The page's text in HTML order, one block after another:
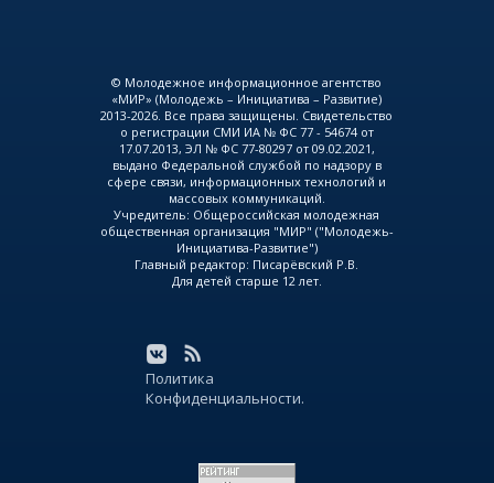
© Молодежное информационное агентство
«МИР» (Молодежь – Инициатива – Развитие)
2013-2026. Все права защищены. Свидетельство
о регистрации СМИ ИА № ФС 77 - 54674 от
17.07.2013, ЭЛ № ФС 77-80297 от 09.02.2021,
выдано Федеральной службой по надзору в
сфере связи, информационных технологий и
массовых коммуникаций.
Учредитель: Общероссийская молодежная
общественная организация "МИР" ("Молодежь-
Инициатива-Развитие")
Главный редактор: Писарёвский Р.В.
Для детей старше 12 лет.
Политика
Конфиденциальности.